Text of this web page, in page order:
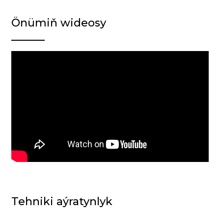
Önümiň wideosy
Tehniki aýratynlyk